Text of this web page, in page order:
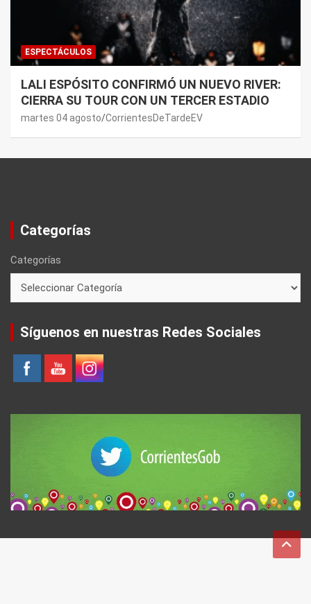
ESPECTÁCULOS
LALI ESPÓSITO CONFIRMÓ UN NUEVO RIVER:
CIERRA SU TOUR CON UN TERCER ESTADIO
martes 04 agosto CorrientesDeTardeEV
Categorías
Categorías
Síguenos en nuestras Redes Sociales